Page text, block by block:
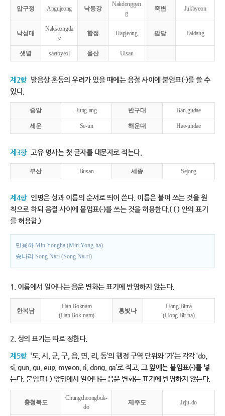
압구정 Apgujeong 낙동강
Nakdonggan
g
죽변 Jukbyeon
낙성대
Nakseongda
e
합정 Hapjeong 팔당 Paldang
샛별 saetbyeol 울산 Ulsan
제2항 발음상 혼동의 우려가 있을 때에는 음절 사이에 붙임표(-)를 쓸 수
있다.
중앙 Jung-ang 반구대 Ban-gudae
세운 Se-un 해운대 Hae-undae
제3항 고유 명사는 첫 글자를 대문자로 적는다.
부산 Busan 세종 Sejong
제4항 인명은 성과 이름의 순서로 띄어 쓴다. 이름은 붙여 쓰는 것을 원
칙으로 하되 음절 사이에 붙임표(-)를 쓰는 것을 허용한다.( ( ) 안의 표기
를 허용함.)
민용하 Min Yongha (Min Yong-ha)
송나리 Song Nari (Song Na-ri)
1. 이름에서 일어나는 음운 변화는 표기에 반영하지 않는다.
한복남
Han Boknam
(Han Bok-nam)
홍빛나
Hong Bitna
(Hong Bit-na)
2. 성의 표기는 따로 정한다.
제5항 ‘도, 시, 군, 구, 읍, 면, 리, 동’의 행정 구역 단위와 ‘가’는 각각 ‘do,
si, gun, gu, eup, myeon, ri, dong, ga’로 적고, 그 앞에는 붙임표(-)를 넣
는다. 붙임표(-) 앞뒤에서 일어나는 음운 변화는 표기에 반영하지 않는다.
충청북도
Chungcheongbuk-
do
제주도 Jeju-do